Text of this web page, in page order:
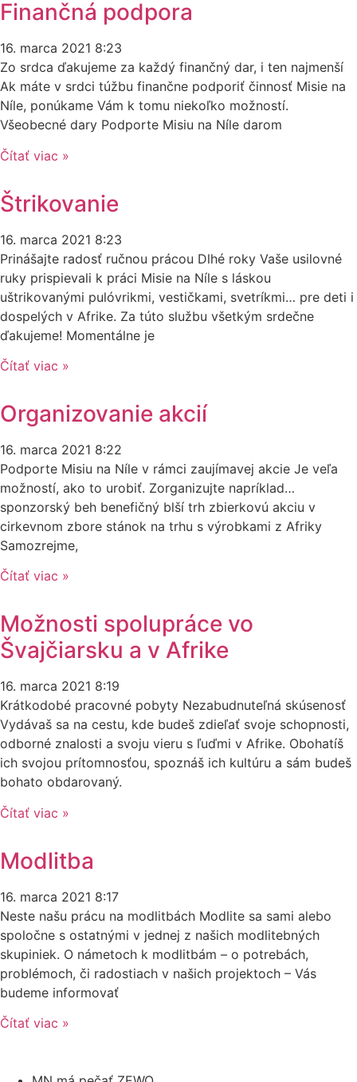
Finančná podpora
16. marca 2021 8:23
Zo srdca ďakujeme za každý finančný dar, i ten najmenší
Ak máte v srdci túžbu finančne podporiť činnosť Misie na
Níle, ponúkame Vám k tomu niekoľko možností.
Všeobecné dary Podporte Misiu na Níle darom
Čítať viac »
Štrikovanie
16. marca 2021 8:23
Prinášajte radosť ručnou prácou Dlhé roky Vaše usilovné
ruky prispievali k práci Misie na Níle s láskou
uštrikovanými pulóvrikmi, vestičkami, svetríkmi… pre deti i
dospelých v Afrike. Za túto službu všetkým srdečne
ďakujeme! Momentálne je
Čítať viac »
Organizovanie akcií
16. marca 2021 8:22
Podporte Misiu na Níle v rámci zaujímavej akcie Je veľa
možností, ako to urobiť. Zorganizujte napríklad…
sponzorský beh benefičný blší trh zbierkovú akciu v
cirkevnom zbore stánok na trhu s výrobkami z Afriky
Samozrejme,
Čítať viac »
Možnosti spolupráce vo
Švajčiarsku a v Afrike
16. marca 2021 8:19
Krátkodobé pracovné pobyty Nezabudnuteľná skúsenosť
Vydávaš sa na cestu, kde budeš zdieľať svoje schopnosti,
odborné znalosti a svoju vieru s ľuďmi v Afrike. Obohatíš
ich svojou prítomnosťou, spoznáš ich kultúru a sám budeš
bohato obdarovaný.
Čítať viac »
Modlitba
16. marca 2021 8:17
Neste našu prácu na modlitbách Modlite sa sami alebo
spoločne s ostatnými v jednej z našich modlitebných
skupiniek. O námetoch k modlitbám – o potrebách,
problémoch, či radostiach v našich projektoch – Vás
budeme informovať
Čítať viac »